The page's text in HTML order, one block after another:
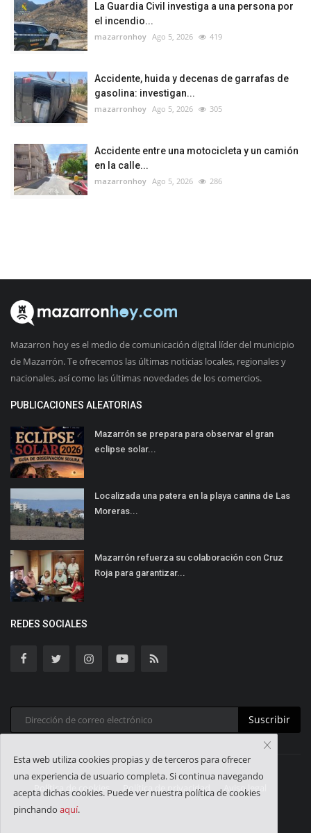
La Guardia Civil investiga a una persona por
el incendio...
mazarronhoy Ago 5, 2026 419
Accidente, huida y decenas de garrafas de
gasolina: investigan...
mazarronhoy Ago 5, 2026 305
Accidente entre una motocicleta y un camión
en la calle...
mazarronhoy Ago 5, 2026 286
Mazarron hoy es el medio de comunicación digital líder del municipio
de Mazarrón. Te ofrecemos las últimas noticias locales, regionales y
nacionales, así como las últimas novedades de los comercios.
PUBLICACIONES ALEATORIAS
Mazarrón se prepara para observar el gran
eclipse solar...
Localizada una patera en la playa canina de Las
Moreras...
Mazarrón refuerza su colaboración con Cruz
Roja para garantizar...
REDES SOCIALES
Suscribir
Política de cookies Política de privacidad Aviso legal
Esta web utiliza cookies propias y de terceros para ofrecer
una experiencia de usuario completa. Si continua navegando
acepta dichas cookies. Puede ver nuestra política de cookies
pinchando aquí.